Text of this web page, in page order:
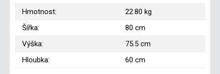
Hmotnost:
22.80 kg
Šířka:
80 cm
Výška:
75.5 cm
Hloubka:
60 cm